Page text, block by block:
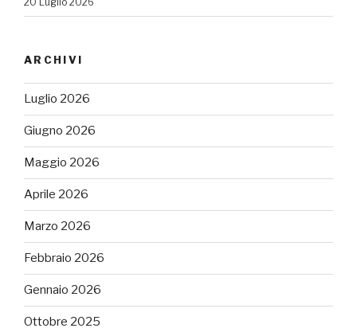
ARCHIVI
Luglio 2026
Giugno 2026
Maggio 2026
Aprile 2026
Marzo 2026
Febbraio 2026
Gennaio 2026
Ottobre 2025